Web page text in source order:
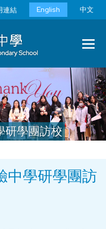
Language
switcher
English 中文
連結
研學團訪校
中學研學團訪